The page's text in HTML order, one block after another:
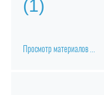
Семена ванили
(1)
Просмотр материалов ...